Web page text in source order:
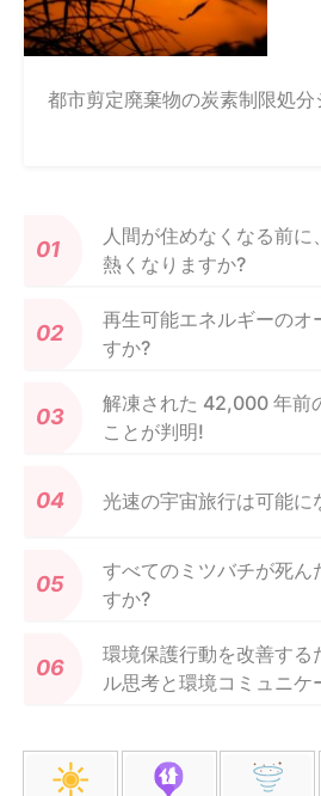
都市剪定廃棄物の炭素制限処
人間が住めなくなる前
熱くなりますか?
再生可能エネルギーのオ
すか?
解凍された 42,000 年前
ことが判明!
光速の宇宙旅行は可能に
すべてのミツバチが死ん
すか?
環境保護行動を改善する
ル思考と環境コミュニケ